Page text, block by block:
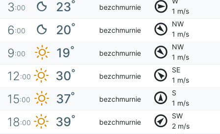
3:00 23° bezchmurnie
1 m/s
6:00 20° bezchmurnie
NW
1 m/s
9:00 19° bezchmurnie
NW
1 m/s
12:00 30° bezchmurnie
SE
1 m/s
15:00 37° bezchmurnie
S
1 m/s
18:00 39° bezchmurnie
SW
2 m/s